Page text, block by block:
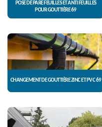
POSE DE PARE FEUILLES ET ANTI FEUILLES
POUR GOUTTIÈRE 69
CHANGEMENT DE GOUTTIÈRE ZINC ET PVC 69